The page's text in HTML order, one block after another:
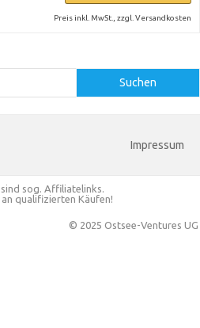
Preis inkl. MwSt., zzgl. Versandkosten
Suchen
Impressum
sog. Affiliatelinks.
qualifizierten Käufen!
© 2025 Ostsee-Ventures UG